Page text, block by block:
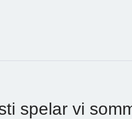
spelar vi